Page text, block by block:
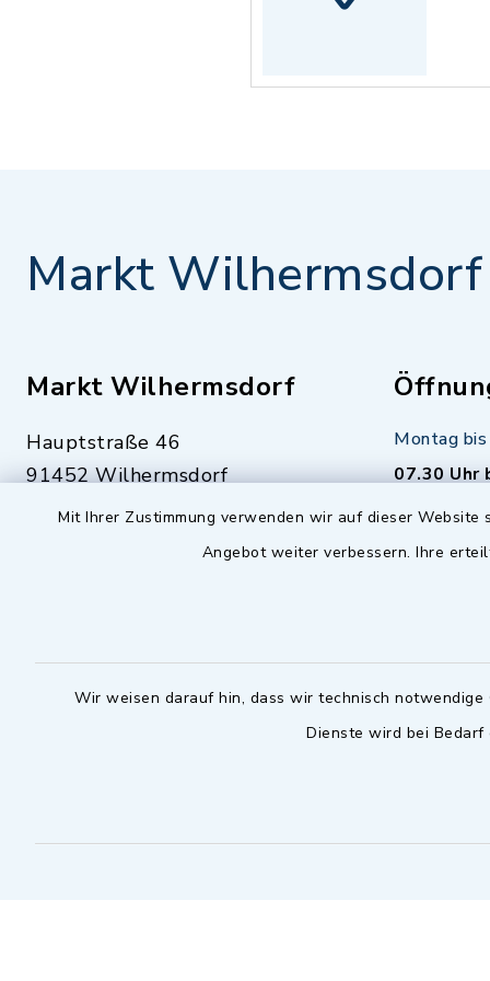
Mit Ihrer Zustimmung verwenden wir auf dieser
Angebot weiter verbessern. Ihre
Wir weisen darauf hin, dass wir technisch
Dienste wird bei
Markt Wilhermsdorf
Markt Wilhermsdorf
Hauptstraße 46
91452 Wilhermsdorf
09102 9958-0
09102 9958-111
Notfallnummer Bauhof
Montag
07.30 Uhr
Dienstag
16.30 bis
möglich -